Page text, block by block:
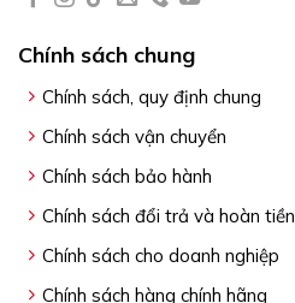
Chính sách chung
Chính sách, quy định chung
Chính sách vận chuyển
Chính sách bảo hành
Chính sách đổi trả và hoàn tiền
Chính sách cho doanh nghiệp
Chính sách hàng chính hãng